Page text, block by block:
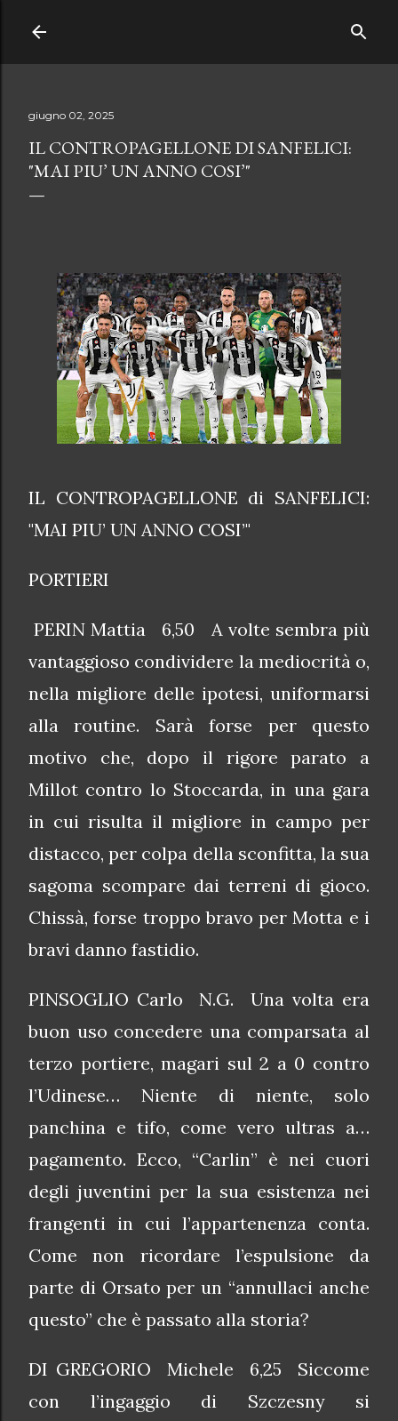
giugno 02, 2025
IL CONTROPAGELLONE DI SANFELICI:
"MAI PIU’ UN ANNO COSI’"
IL CONTROPAGELLONE di SANFELICI:
"MAI PIU’ UN ANNO COSI’"
PORTIERI
PERIN Mattia 6,50 A volte sembra più
vantaggioso condividere la mediocrità o,
nella migliore delle ipotesi, uniformarsi
alla routine. Sarà forse per questo
motivo che, dopo il rigore parato a
Millot contro lo Stoccarda, in una gara
in cui risulta il migliore in campo per
distacco, per colpa della sconfitta, la sua
sagoma scompare dai terreni di gioco.
Chissà, forse troppo bravo per Motta e i
bravi danno fastidio.
PINSOGLIO Carlo N.G. Una volta era
buon uso concedere una comparsata al
terzo portiere, magari sul 2 a 0 contro
l’Udinese… Niente di niente, solo
panchina e tifo, come vero ultras a…
pagamento. Ecco, “Carlin” è nei cuori
degli juventini per la sua esistenza nei
frangenti in cui l’appartenenza conta.
Come non ricordare l’espulsione da
parte di Orsato per un “annullaci anche
questo” che è passato alla storia?
DI GREGORIO Michele 6,25 Siccome
con l’ingaggio di Szczesny si